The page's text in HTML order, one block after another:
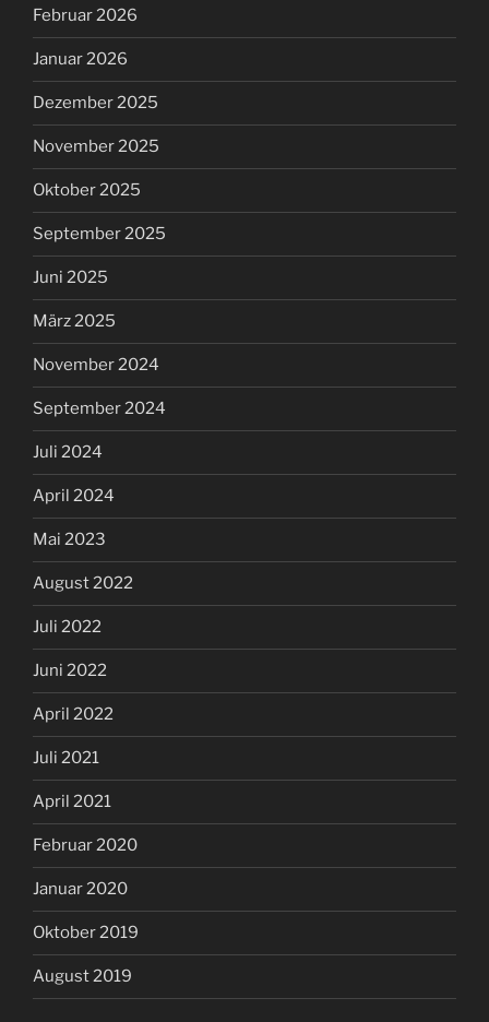
Februar 2026
Januar 2026
Dezember 2025
November 2025
Oktober 2025
September 2025
Juni 2025
März 2025
November 2024
September 2024
Juli 2024
April 2024
Mai 2023
August 2022
Juli 2022
Juni 2022
April 2022
Juli 2021
April 2021
Februar 2020
Januar 2020
Oktober 2019
August 2019